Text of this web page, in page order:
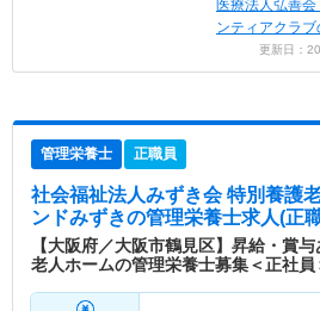
医療法人弘善
ンティアクラ
更新日：
管理栄養士 正職員
社会福祉法人みずき会 特別養護
ンドみずきの管理栄養士求人(正
【大阪府／大阪市鶴見区】昇給・賞
老人ホームの管理栄養士募集＜正社員